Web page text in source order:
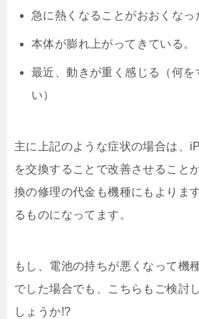
急に熱くなることがおおくなっ
本体が膨れ上がってきている。
最近、動きが重く感じる（何を
い）
主に上記のような症状の場合は、
を交換することで改善させること
換の修理の代金も機種にもよりま
るものになってます。
もし、電池の持ちが悪くなって機
でした場合でも、こちらもご検討
しょうか!?